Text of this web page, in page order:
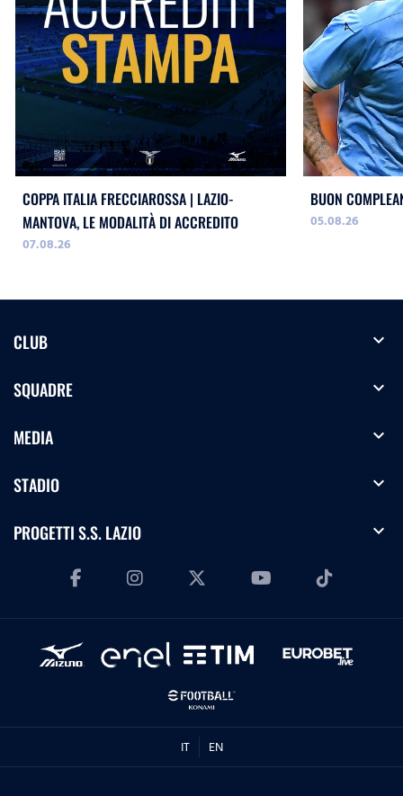
COPPA ITALIA FRECCIAROSSA | LAZIO-
MANTOVA, LE MODALITÀ DI ACCREDITO
07.08.26
BUON
05.08.26
CLUB expand_more
SQUADRE expand_more
MEDIA expand_more
STADIO expand_more
PROGETTI S.S. LAZIO expand_more
IT EN